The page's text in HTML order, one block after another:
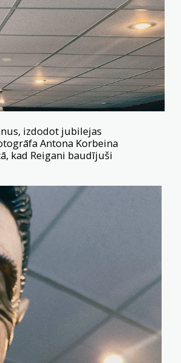
izdodot jubilejas
Antona Korbeina
kad Reigani baudījuši